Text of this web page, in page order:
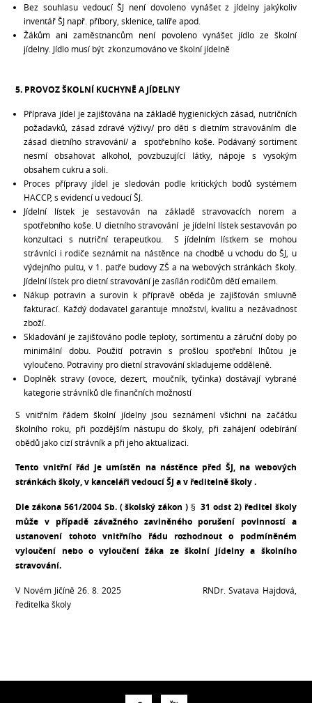
Bez souhlasu vedoucí ŠJ není dovoleno vynášet z jídelny jakýkoliv
inventář ŠJ např. příbory, sklenice, talíře apod.
Žákům ani zaměstnancům není povoleno vynášet jídlo ze školní
jídelny. Jídlo musí být zkonzumováno ve školní jídelně
5. PROVOZ ŠKOLNÍ KUCHYNĚ A JÍDELNY
Příprava jídel je zajišťována na základě hygienických zásad, nutričních
požadavků, zásad zdravé výživy/ pro děti s dietním stravováním dle
zásad dietního stravování/ a spotřebního koše. Podávaný sortiment
nesmí obsahovat alkohol, povzbuzující látky, nápoje s vysokým
obsahem cukru a soli.
Proces přípravy jídel je sledován podle kritických bodů systémem
HACCP, s evidencí u vedoucí ŠJ.
Jídelní lístek je sestavován na základě stravovacích norem a
spotřebního koše. U dietního stravování je jídelní lístek sestavován po
konzultaci s nutriční terapeutkou. S jídelním lístkem se mohou
strávníci i rodiče seznámit na nástěnce na chodbě u vchodu do ŠJ, u
výdejního pultu, v 1. patře budovy ZŠ a na webových stránkách školy.
Jídelní lístek pro dietní stravování je zasílán rodičům dětí emailem.
Nákup potravin a surovin k přípravě oběda je zajišťován smluvně
fakturací. Každý dodavatel garantuje množství, kvalitu a nezávadnost
zboží.
Skladování je zajišťováno podle teploty, sortimentu a záruční doby po
minimální dobu. Použití potravin s prošlou spotřební lhůtou je
vyloučeno. Potraviny pro dietní stravování skladujeme odděleně.
Doplněk stravy (ovoce, dezert, moučník, tyčinka) dostávají vybrané
kategorie strávníků dle finančních možností
S vnitřním řádem školní jídelny jsou seznámení všichni na začátku
školního roku, při pozdějším nástupu do školy, při zahájení odebírání
obědů jako cizí strávník a při jeho aktualizaci.
Tento vnitřní řád je umístěn na nástěnce před ŠJ, na webových
stránkách školy, v kanceláři vedoucí ŠJ a v ředitelně školy .
Dle zákona 561/2004 Sb. ( školský zákon ) § 31 odst 2) ředitel školy
může v případě závažného zaviněného porušení povinností a
ustanovení tohoto vnitřního řádu rozhodnouto podmíněném
vyloučení nebo o vyloučení žáka ze školní jídelny a školního
stravování.
V Novém Jičíně 26. 8. 2025 RNDr. Svatava Hajdová,
ředitelka školy